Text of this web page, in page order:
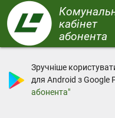
Перейти
до
основного
вмісту
кабінет
абонента
Зручніше
для Android з Google
абонента"